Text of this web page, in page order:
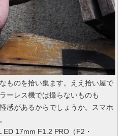
ものを拾い集ます。ええ拾い屋で
ーレス機では撮らないものも
感があるからでしょうか。スマホ
17mm F1.2 PRO（F2・